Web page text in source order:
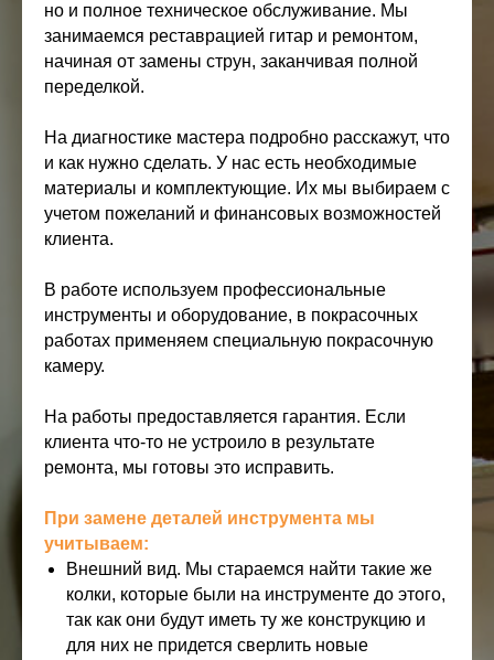
но и полное техническое обслуживание. Мы
занимаемся реставрацией гитар и ремонтом,
начиная от замены струн, заканчивая полной
переделкой.
На диагностике мастера подробно расскажут, что
и как нужно сделать. У нас есть необходимые
материалы и комплектующие. Их мы выбираем с
учетом пожеланий и финансовых возможностей
клиента.
В работе используем профессиональные
инструменты и оборудование, в покрасочных
работах применяем специальную покрасочную
камеру.
На работы предоставляется гарантия. Если
клиента что-то не устроило в результате
ремонта, мы готовы это исправить.
При замене деталей инструмента мы
учитываем:
Внешний вид. Мы стараемся найти такие же
колки, которые были на инструменте до этого,
так как они будут иметь ту же конструкцию и
для них не придется сверлить новые